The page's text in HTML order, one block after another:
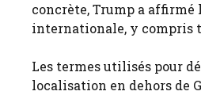
concrète, Trump a affirmé
internationale, y compris
Les termes utilisés pour
localisation en dehors de